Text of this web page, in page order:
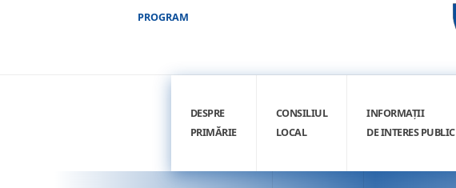
PROGRAM
DESPRE
PRIMĂRIE
CONSILIUL
LOCAL
INFORMAȚII
DE INTERES PUBLIC